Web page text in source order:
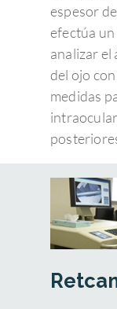
espesor
efectúa
analizar el
del ojo
medidas